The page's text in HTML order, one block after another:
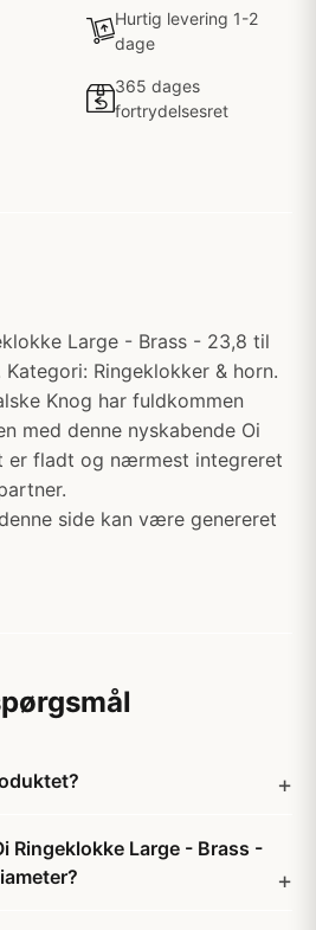
Hurtig levering 1-2
dage
365 dages
fortrydelsesret
Large - Brass - 23,8 til
Ringeklokker & horn.
Knog har fuldkommen
med denne nyskabende Oi
er fladt og nærmest integreret
side kan være genereret
Ringeklokke Large - Brass -